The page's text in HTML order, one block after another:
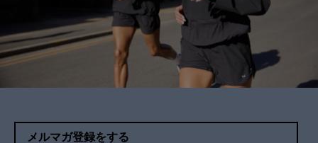
メルマガ登録をする